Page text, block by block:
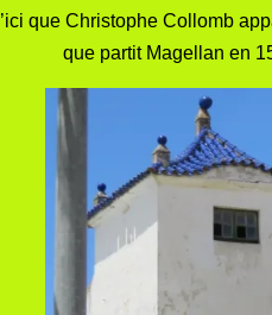
que Christophe Collomb
que partit Magellan en